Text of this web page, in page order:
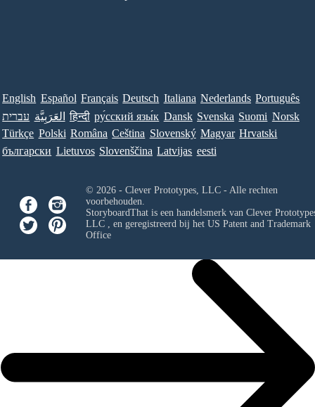
English Español Français Deutsch Italiana Nederlands Português
עברית العَرَبِيَّة हिन्दी ру́сский язы́к Dansk Svenska Suomi Norsk
Türkçe Polski Româna Ceština Slovenský Magyar Hrvatski
български Lietuvos Slovenščina Latvijas eesti
© 2026 - Clever Prototypes, LLC - Alle rechten
voorbehouden.
StoryboardThat is een handelsmerk van Clever
LLC, en geregistreerd bij het US Patent and Trademark
Office